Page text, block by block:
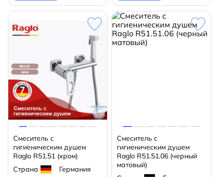
Смеситель с
гигиеническим душем
Raglo R51.51 (хром)
Страна
Германия
Смеситель с
гигиеническим душем
Raglo R51.51.06 (черный
матовый)